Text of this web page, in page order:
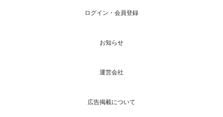
ログイン・会員登録
お知らせ
運営会社
広告掲載について